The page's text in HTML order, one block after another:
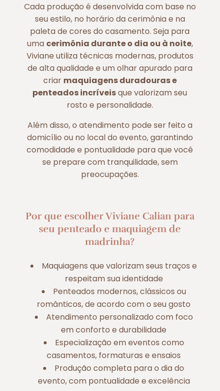
Cada produção é desenvolvida com base no
seu estilo, no horário da cerimônia e na
paleta de cores do casamento. Seja para
uma cerimônia durante o dia ou à noite,
Viviane utiliza técnicas modernas, produtos
de alta qualidade e um olhar apurado para
criar maquiagens duradouras e
penteados incríveisque valorizam seu
rosto e personalidade.
Além disso, o atendimento pode ser feito a
domicílio ou no local do evento, garantindo
comodidade e pontualidade para que você
se prepare com tranquilidade, sem
preocupações.
Por que escolher Viviane Calian para
seu penteado e maquiagem de
madrinha?
Maquiagens que valorizam seus traços e
respeitam sua identidade
Penteados modernos, clássicos ou
românticos, de acordo com o seu gosto
Atendimento personalizado com foco
em conforto e durabilidade
Especialização em eventos como
casamentos, formaturas e ensaios
Produção completa para o dia do
evento, com pontualidade e excelência